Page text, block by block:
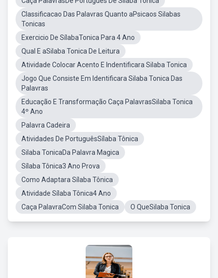
Classificacao Das Palavras Quanto aPsicaos Silabas
Tonicas
Exercicio De SílabaTonica Para 4 Ano
Qual E aSilaba Tonica De Leitura
Atividade Colocar Acento E Indentificara Silaba Tonica
Jogo Que Consiste Em Identificara Silaba Tonica Das
Palavras
Educação E Transformação Caça PalavrasSilaba Tonica
4º Ano
Palavra Cadeira
Atividades De PortuguêsSílaba Tônica
Silaba TonicaDa Palavra Magica
Sílaba Tônica3 Ano Prova
Como Adaptara Sílaba Tônica
Atividade Sílaba Tônica4 Ano
Caça PalavraCom Silaba Tonica
O QueSilaba Tonica